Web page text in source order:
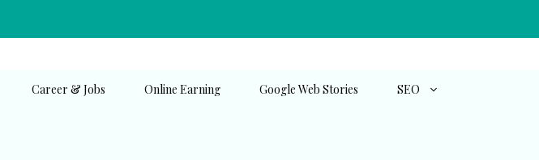
Career & Jobs Online Earning Google Web Stories SEO